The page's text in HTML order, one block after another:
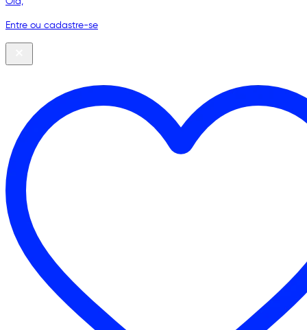
Entre ou cadastre-se